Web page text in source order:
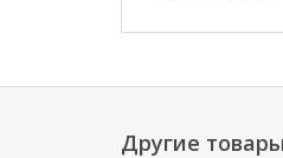
магазинаи
Другие